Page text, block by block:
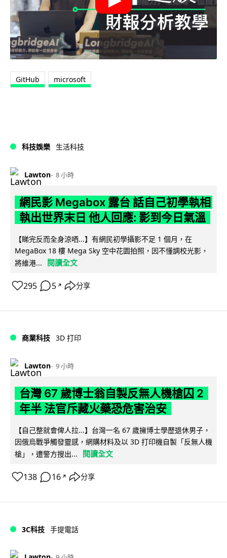
GitHub microsoft
科技娛樂 生活科技
Lawton 8 小時
網民影 Megabox 露台 話自己初學執相
執出世界末日 他人回應: 影到今日氣溫
【睇完反而全身涼哂...】有網民初學攝影不足 1 個月，在
MegaBox 18 樓 Mega Sky 空中花園拍照，因不懂調校光影，
將維港...
閱讀全文
295 5 ↗ 分享
商業科技 3D 打印
Lawton 9 小時
台灣 67 歲博士翁自製反無人機槍囚 2
年半 法官斥藏火藥恐危害治安
【自己整就會俾人拉...】台灣一名 67 歲擁博士學歷退休男子，
因俄烏戰爭觸發靈感，網購材料及以 3D 打印機自製「反無人機
槍」，遭警方搜出...
閱讀全文
138 16 ↗ 分享
3C科技 手提電話